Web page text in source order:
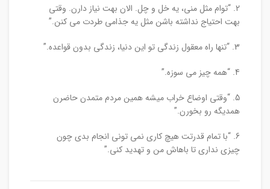
2. “توام مثل منی، یه خل و چل. الان بهت نیاز دارن. وقتی
بهت احتیاج نداشته باشن مثل یه جذامی طردت می کنن.”
3. “تنها راه معقول زندگی تو این دنیا، زندگی بدون قواعده.”
4. “همه چیز می سوزه.”
5. “وقتی اوضاع خراب میشه همین مردم متمدن حاضرن
همدیگه رو بخورن.”
6. “با تمام قدرتت هیچ کاری نمی تونی انجام بدی چون
چیزی نداری تا باهاش من و تهدید کنی.”